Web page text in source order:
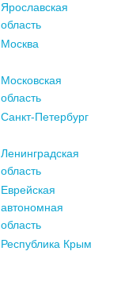
Ярославская
область
Москва
Московская
область
Санкт-Петербург
Ленинградская
область
Еврейская
автономная
область
Республика Крым